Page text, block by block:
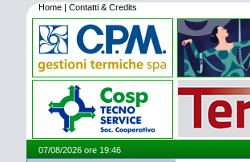
Home | Contatti & Credits
07/08/2026 ore 19:46